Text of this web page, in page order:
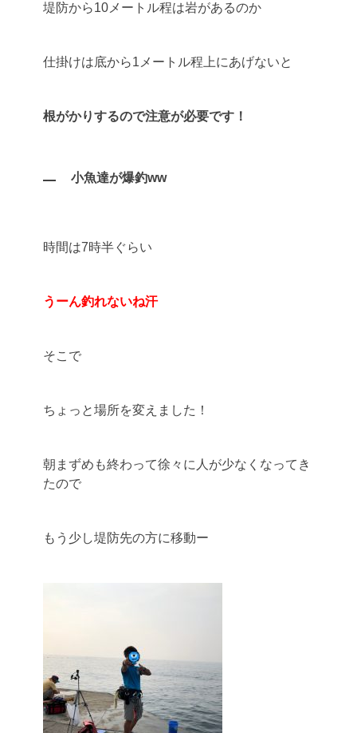
堤防から10メートル程は岩があるのか
仕掛けは底から1メートル程上にあげないと
根がかりするので注意が必要です！
小魚達が爆釣ww
時間は7時半ぐらい
うーん釣れないね汗
そこで
ちょっと場所を変えました！
朝まずめも終わって徐々に人が少なくなってき
たので
もう少し堤防先の方に移動ー